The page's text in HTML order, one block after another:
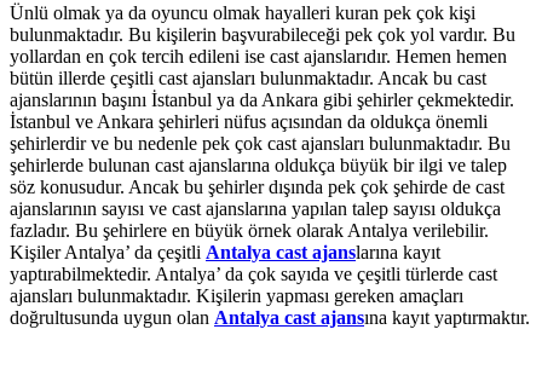
Ünlü olmak ya da oyuncu olmak hayalleri kuran pek çok kişi
bulunmaktadır. Bu kişilerin başvurabileceği pek çok yol vardır. Bu
yollardan en çok tercih edileni ise cast ajanslarıdır. Hemen hemen
bütün illerde çeşitli cast ajansları bulunmaktadır. Ancak bu cast
ajanslarının başını İstanbul ya da Ankara gibi şehirler çekmektedir.
İstanbul ve Ankara şehirleri nüfus açısından da oldukça önemli
şehirlerdir ve bu nedenle pek çok cast ajansları bulunmaktadır. Bu
şehirlerde bulunan cast ajanslarına oldukça büyük bir ilgi ve talep
söz konusudur. Ancak bu şehirler dışında pek çok şehirde de cast
ajanslarının sayısı ve cast ajanslarına yapılan talep sayısı oldukça
fazladır. Bu şehirlere en büyük örnek olarak Antalya verilebilir.
Kişiler Antalya’ da çeşitli Antalya cast ajanslarına kayıt
yaptırabilmektedir. Antalya’ da çok sayıda ve çeşitli türlerde cast
ajansları bulunmaktadır. Kişilerin yapması gereken amaçları
doğrultusunda uygun olan Antalya cast ajansına kayıt yaptırmaktır.